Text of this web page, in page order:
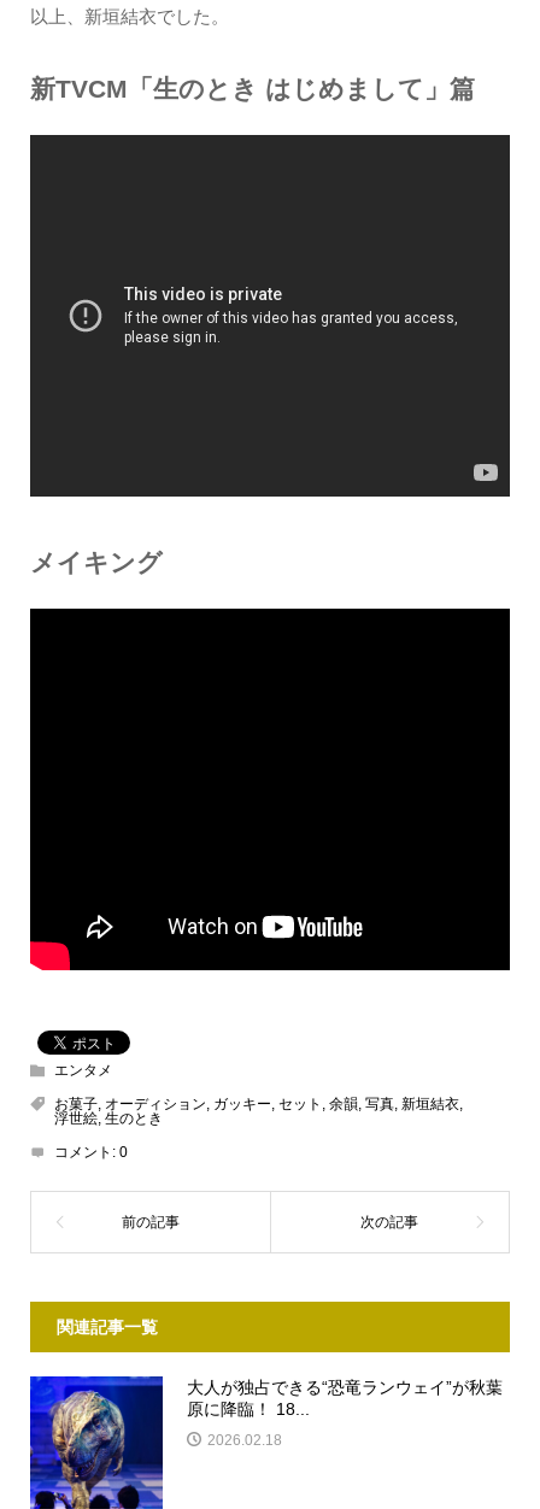
以上、新垣結衣でした。
新TVCM「生のとき はじめまして」篇
メイキング
エンタメ
お菓子, オーディション, ガッキー, セット , 余韻, 写真, 新垣結衣,
浮世絵, 生のとき
コメント: 0
関連記事一覧
大人が独占できる“恐竜ランウェイ”が秋葉
原に降臨！ 18...
2026.02.18